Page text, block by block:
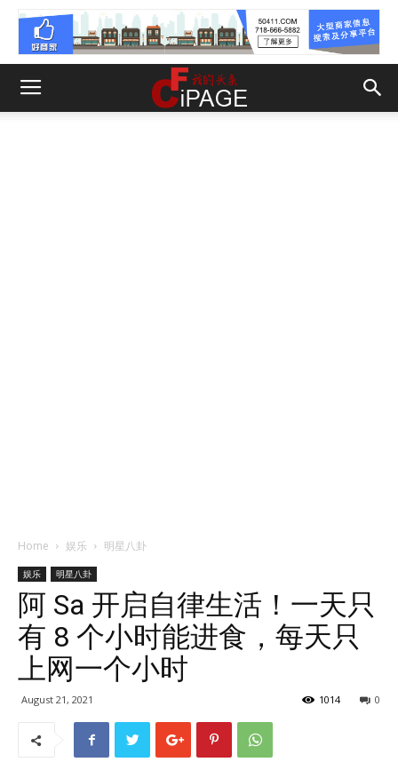
Home 娱乐 明星八卦
娱乐 明星八卦
阿 Sa 开启自律生活！一天只
有 8 个小时能进食，每天只
上网一个小时
August 21, 2021 0
1014